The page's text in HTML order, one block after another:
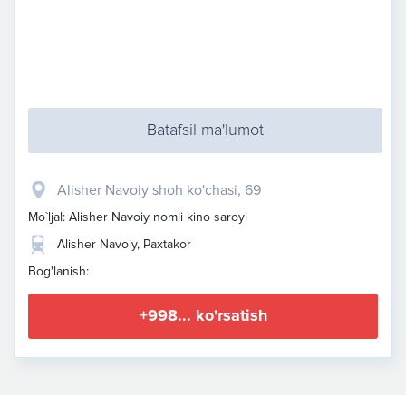
Batafsil ma'lumot
Alisher Navoiy shoh ko'chasi, 69
Mo`ljal: Alisher Navoiy nomli kino saroyi
Alisher Navoiy, Paxtakor
Bog'lanish:
+998... ko'rsatish